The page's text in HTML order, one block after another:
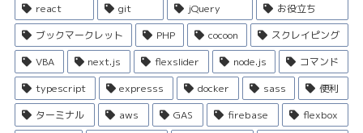
react git jQuery
お役立ち
ブックマークレット
PHP cocoon
スクレイピング
VBA
next.js flexslider node.js
コマンド
typescript
expresss docker sass
便利
ターミナル
aws GAS firebase
flexbox